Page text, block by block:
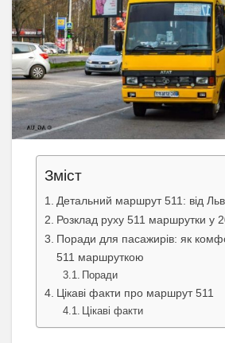
Зміст
Детальний маршрут 511: від
Розклад руху 511 маршрутки у
Поради для пасажирів: як
511 маршруткою
Поради
Цікаві факти про маршрут 511
Цікаві факти